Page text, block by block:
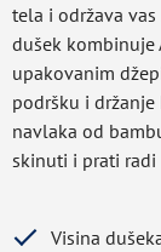
tela i održava
dušek
upakovanim
podršku i
navlaka od
skinuti i prati radi
Visina